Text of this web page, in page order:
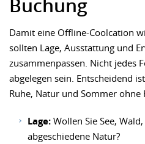
Buchung
Damit eine Offline-Coolcation
sollten Lage, Ausstattung und
zusammenpassen. Nicht jedes
abgelegen sein. Entscheidend
Ruhe, Natur und Sommer ohne
Lage: Wollen Sie See,
abgeschiedene Natur?